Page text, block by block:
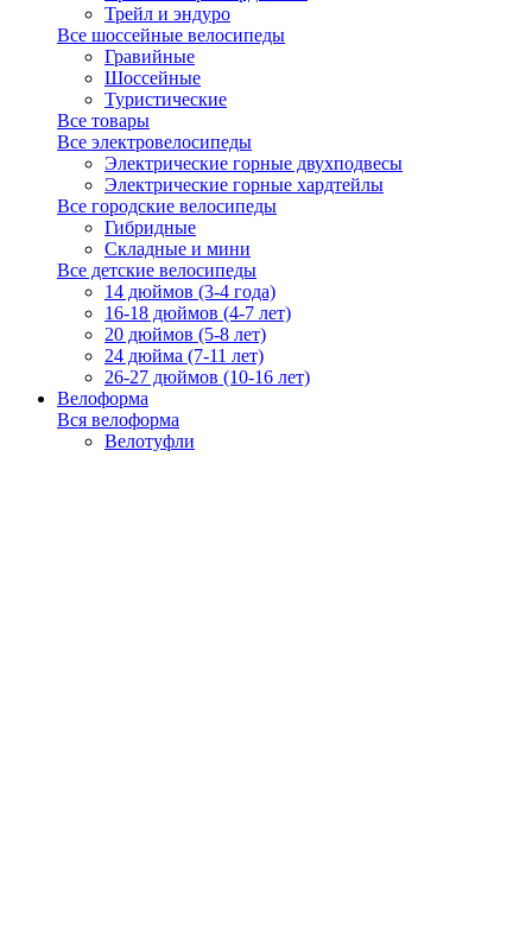
Трейл и эндуро
Все шоссейные велосипеды
Гравийные
Шоссейные
Туристические
Все товары
Все электровелосипеды
Электрические горные двухподвесы
Электрические горные хардтейлы
Все городские велосипеды
Гибридные
Складные и мини
Все детские велосипеды
14 дюймов (3-4 года)
16-18 дюймов (4-7 лет)
20 дюймов (5-8 лет)
24 дюйма (7-11 лет)
26-27 дюймов (10-16 лет)
Велоформа
Вся велоформа
Велотуфли